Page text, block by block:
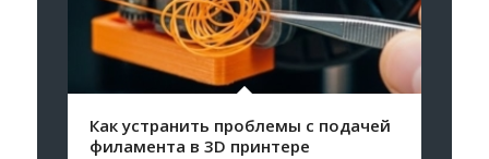
Как устранить проблемы с подачей
филамента в 3D принтере